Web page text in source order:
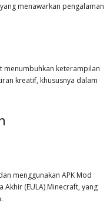
menawarkan pengalaman
keterampilan
kreatif, khususnya dalam
menggunakan APK Mod
(EULA) Minecraft, yang